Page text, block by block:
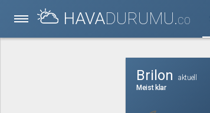
HAVADURUMU.CO
Brilon
aktuell
Meist klar